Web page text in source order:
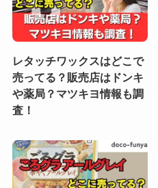
レタッチワックスはどこで
売ってる？販売店はドンキ
や薬局？マツキヨ情報も調
査！